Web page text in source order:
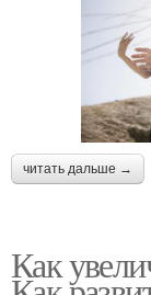
читать дальше →
Как